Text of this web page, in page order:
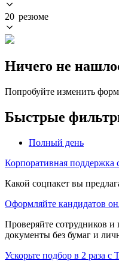
20 резюме
Ничего не
Попробуйте изменить
Быстрые
Полный день
Корпоративная поддержка
Какой соцпакет вы
Оформляйте кандидатов
Проверяйте сотрудников
документы без бумаг и
Ускорьте подбор в 2 раза с